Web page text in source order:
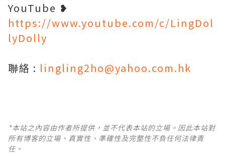
YouTube ❥
https://www.youtube.com/c/LingDol
lyDolly
聯絡 : lingling2ho@yahoo.com.hk
*本站之內容由作者所提供，並不代表本站的立場。因此本站對
所有博客的立場、真實性、準確性及完整性不負任何法律責
任。